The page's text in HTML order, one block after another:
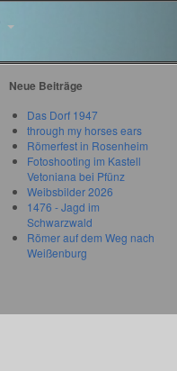
Neue Beiträge
Das Dorf 1947
through my horses ears
Römerfest in Rosenheim
Fotoshooting im Kastell
Vetoniana bei Pfünz
Weibsbilder 2026
1476 - Jagd im
Schwarzwald
Römer auf dem Weg nach
Weißenburg